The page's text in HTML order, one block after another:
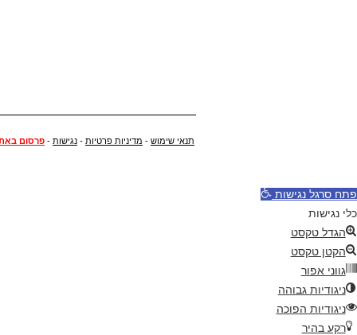
תנאי שימוש - מדיניות פרטיות - נגישות - פרסום
פתח סרגל נגישות
כלי נגישות
הגדל טקסט
הקטן טקסט
גווני אפור
ניגודיות גבוהה
ניגודיות הפוכה
רקע בהיר